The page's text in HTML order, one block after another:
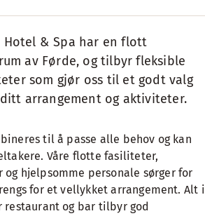
Hotel & Spa har en flott
av Førde, og tilbyr fleksible
som gjør oss til et godt valg
arrangement og aktiviteter.
til å passe alle behov og kan
Våre flotte fasiliteter,
og hjelpsomme personale sørger for
for et vellykket arrangement. Alt i
restaurant og bar tilbyr god